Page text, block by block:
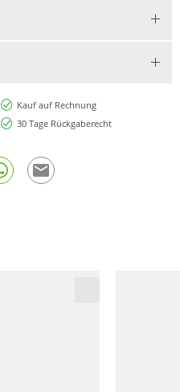
Kauf auf Rechnung
30 Tage Rückgaberecht